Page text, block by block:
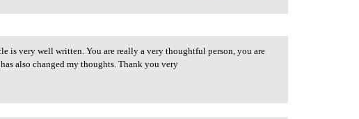
is very well written. You are really a very thoughtful person, you are
also changed my thoughts. Thank you very